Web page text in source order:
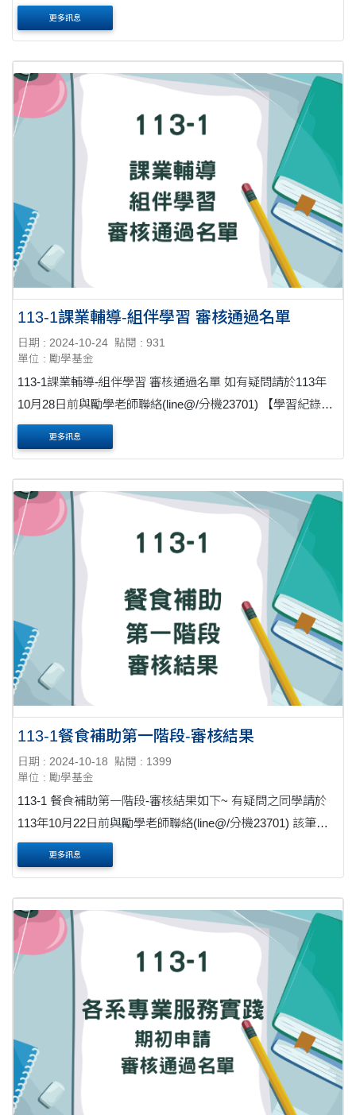
末成果請於11/30前繳交!!!!點數統一於繳交期末成果....
更多訊息
113-1課業輔導-組伴學習 審核通過名單
日期 : 2024-10-24 點閱 : 931
單位 : 勵學基金
113-1課業輔導-組伴學習 審核通過名單 如有疑問請於113年
10月28日前與勵學老師聯絡(line@/分機23701) 【學習紀錄
更多訊息
113-1餐食補助第一階段-審核結果
日期 : 2024-10-18
點閱 : 1399
單位 : 勵學基金
113-1 餐食補助第一階段-審核結果如下~ 有疑問之同學請於
113年10月22日前與勵學老師聯絡(line@/分機23701) 該筆勵
學金最晚預計11月中學生會收到! 為加速核撥時程，請同學
務必進酷幣網頁檢查自己的收....
更多訊息